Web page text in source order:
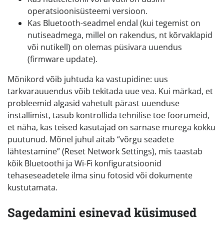
operatsioonisüsteemi versioon.
Kas Bluetooth-seadmel endal (kui tegemist on
nutiseadmega, millel on rakendus, nt kõrvaklapid
või nutikell) on olemas püsivara uuendus
(firmware update).
Mõnikord võib juhtuda ka vastupidine: uus
tarkvarauuendus võib tekitada uue vea. Kui märkad, et
probleemid algasid vahetult pärast uuenduse
installimist, tasub kontrollida tehnilise toe foorumeid,
et näha, kas teised kasutajad on sarnase murega kokku
puutunud. Mõnel juhul aitab “võrgu seadete
lähtestamine” (Reset Network Settings), mis taastab
kõik Bluetoothi ja Wi-Fi konfiguratsioonid
tehaseseadetele ilma sinu fotosid või dokumente
kustutamata.
Sagedamini esinevad küsimused